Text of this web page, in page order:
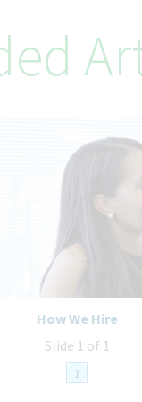
1
How We Hire
Slide 1 of 1